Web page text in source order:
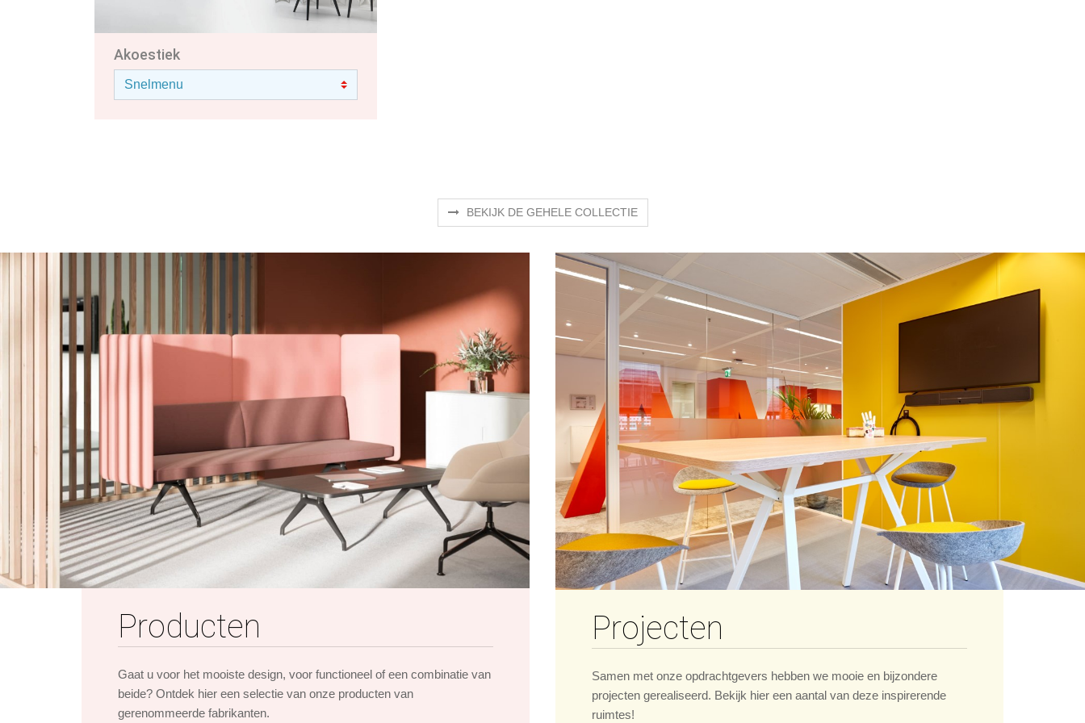
Akoestiek
BEKIJK DE GEHELE COLLECTIE
Producten
Gaat u voor het mooiste design, voor functioneel of een combinatie van
beide? Ontdek hier een selectie van onze producten van
gerenommeerde fabrikanten.
Projecten
Samen met onze opdrachtgevers hebben we mooie en bijzondere
projecten gerealiseerd. Bekijk hier een aantal van deze inspirerende
ruimtes!